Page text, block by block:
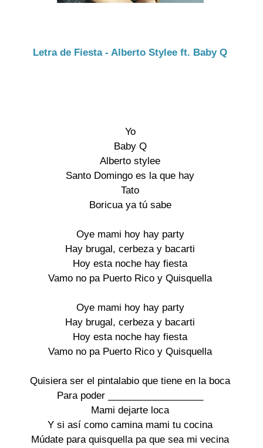
Letra de Fiesta - Alberto Stylee ft. Baby Q
Yo
Baby Q
Alberto stylee
Santo Domingo es la que hay
Tato
Boricua ya tú sabe
Oye mami hoy hay party
Hay brugal, cerbeza y bacarti
Hoy esta noche hay fiesta
Vamo no pa Puerto Rico y Quisquella
Oye mami hoy hay party
Hay brugal, cerbeza y bacarti
Hoy esta noche hay fiesta
Vamo no pa Puerto Rico y Quisquella
Quisiera ser el pintalabio que tiene en la boca
Para poder __________________
Mami dejarte loca
Y si así como camina mami tu cocina
Múdate para quisquella pa que sea mi vecina